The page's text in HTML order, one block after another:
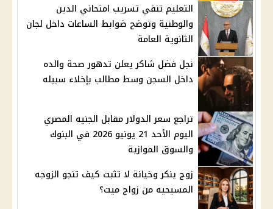
التعليم تنفي تسريب امتحاني الدين
والوطنية وتوضح ضوابط الساعات داخل لجان
الثانوية العامة
نجل فضل شاكر يعلن تدهور صحة والده
داخل السجن وسط مطالب بإخلاء سبيله
تراجع سعر الدولار مقابل الجنيه المصري
اليوم الأحد 21 يونيو 2026 في البنوك
والسوق الموازية
زوج ينكر وخيانة لا تثبت كيف تنجو الزوجه
المسيحيه من زواج ميت؟